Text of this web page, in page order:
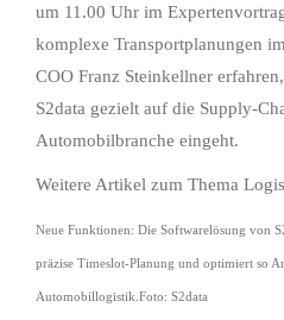
um 11.00 Uhr im
komplexe Transportplanungen
COO Franz Steinkellner
S2data gezielt auf die Supply-
Automobilbranche eingeht.
Weitere Artikel zum Thema
Neue Funktionen: Die Softwarelösung von
präzise Timeslot-Planung und optimiert so
Automobillogistik.Foto: S2data